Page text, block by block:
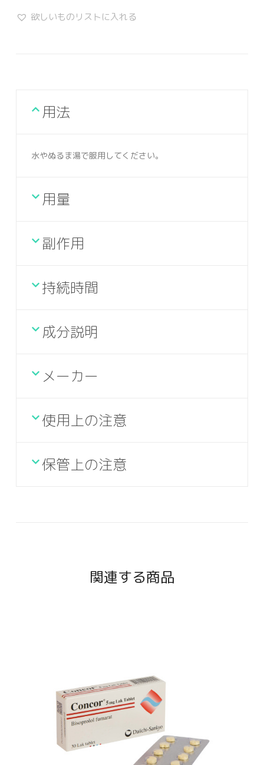
欲しいものリストに入れる
用法
水やぬるま湯で服用してください。
用量
副作用
持続時間
成分説明
メーカー
使用上の注意
保管上の注意
関連する商品